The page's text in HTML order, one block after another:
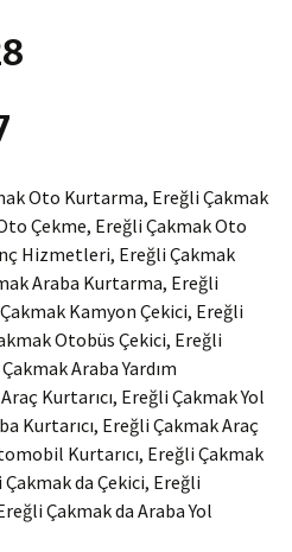
Oto Kurtarma, Ereğli Çakmak
Çekme, Ereğli Çakmak Oto
Hizmetleri, Ereğli Çakmak
Araba Kurtarma, Ereğli
Kamyon Çekici, Ereğli
Otobüs Çekici, Ereğli
Araba Yardım
Kurtarıcı, Ereğli Çakmak Yol
Kurtarıcı, Ereğli Çakmak Araç
Kurtarıcı, Ereğli Çakmak
da Çekici, Ereğli
Çakmak da Araba Yol